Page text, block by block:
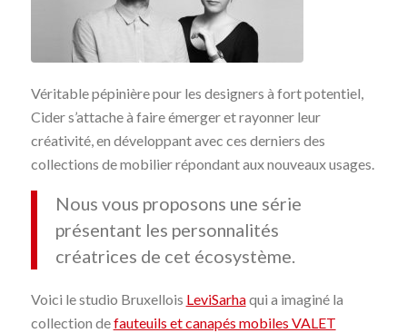
Véritable pépinière pour les designers à fort potentiel,
Cider s’attache à faire émerger et rayonner leur
créativité, en développant avec ces derniers des
collections de mobilier répondant aux nouveaux usages.
Nous vous proposons une série
présentant les personnalités
créatrices de cet écosystème.
Voici le studio Bruxellois LeviSarhaqui a imaginé la
collection defauteuils et canapés mobiles VALET